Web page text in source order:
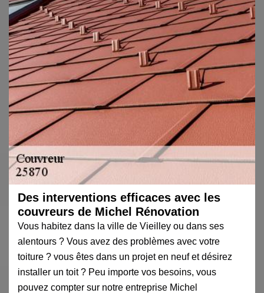
Des interventions efficaces avec les
couvreurs de Michel Rénovation
Vous habitez dans la ville de Vieilley ou dans ses
alentours ? Vous avez des problèmes avec votre
toiture ? vous êtes dans un projet en neuf et désirez
installer un toit ? Peu importe vos besoins, vous
pouvez compter sur notre entreprise Michel